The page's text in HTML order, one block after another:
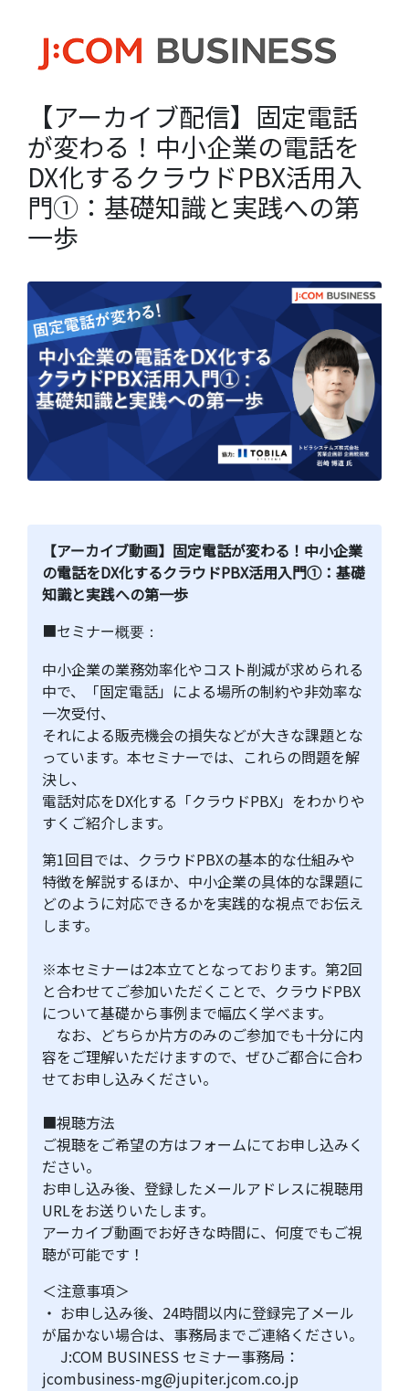
【アーカイブ配信】固定電話
が変わる！中小企業の電話を
DX化するクラウドPBX活用入
門①：基礎知識と実践への第
一歩
【アーカイブ動画】固定電話が変わる！中小企業
の電話をDX化するクラウドPBX活用入門①：基礎
知識と実践への第一歩
■セミナー概要：
中小企業の業務効率化やコスト削減が求められる
中で、「固定電話」による場所の制約や非効率な
一次受付、
それによる販売機会の損失などが大きな課題とな
っています。本セミナーでは、これらの問題を解
決し、
電話対応をDX化する「クラウドPBX」をわかりや
すくご紹介します。
第1回目では、クラウドPBXの基本的な仕組みや
特徴を解説するほか、中小企業の具体的な課題に
どのように対応できるかを実践的な視点でお伝え
します。
※本セミナーは2本立てとなっております。第2回
と合わせてご参加いただくことで、クラウドPBX
について基礎から事例まで幅広く学べます。
なお、どちらか片方のみのご参加でも十分に内
容をご理解いただけますので、ぜひご都合に合わ
せてお申し込みください。
■視聴方法
ご視聴をご希望の方はフォームにてお申し込みく
ださい。
お申し込み後、登録したメールアドレスに視聴用
URLをお送りいたします。
アーカイブ動画でお好きな時間に、何度でもご視
聴が可能です！
＜注意事項＞
・ お申し込み後、24時間以内に登録完了メール
が届かない場合は、事務局までご連絡ください。
J:COM BUSINESS セミナー事務局：
jcombusiness-mg@jupiter.jcom.co.jp